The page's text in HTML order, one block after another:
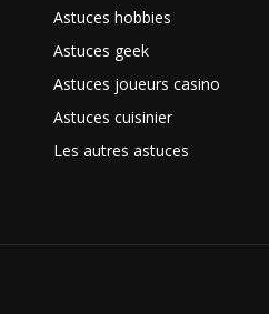
Astuces hobbies
Astuces geek
Astuces joueurs casino
Astuces cuisinier
Les autres astuces